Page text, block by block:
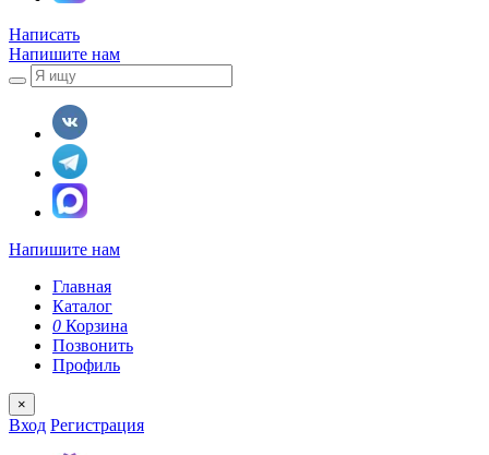
Написать
Напишите нам
Напишите нам
Главная
Каталог
0 Корзина
Позвонить
Профиль
×
Вход Регистрация